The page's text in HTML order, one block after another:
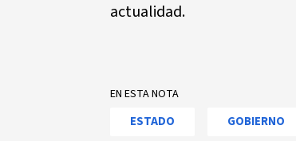
actualidad.
EN ESTA NOTA
ESTADO GOBIERNO